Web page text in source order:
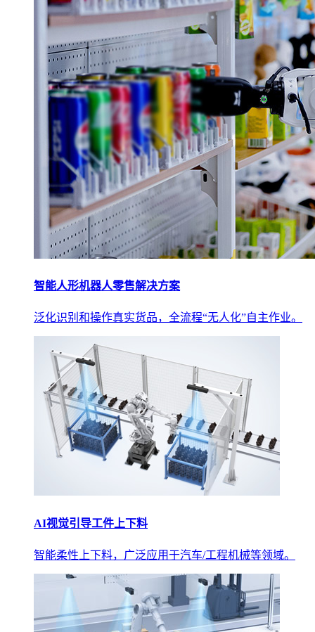
智能人形机器人零售解决方案
泛化识别和操作真实货品，全流程“无人化”自主作业。
AI视觉引导工件上下料
智能柔性上下料，广泛应用于汽车/工程机械等领域。